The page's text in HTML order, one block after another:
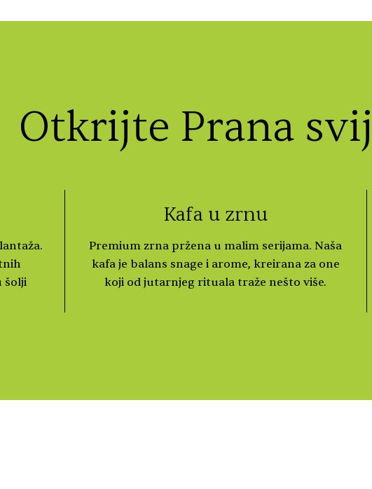
Otkrijte Prana
šolji
Kafa u zrnu
Premium zrna pržena u malim serijama. Naša
kafa je balans snage i arome, kreirana za one
koji od jutarnjeg rituala traže nešto više.